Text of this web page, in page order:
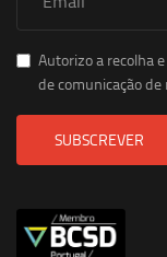
Autorizo a recolha
de comunicação
SUBSCREVER